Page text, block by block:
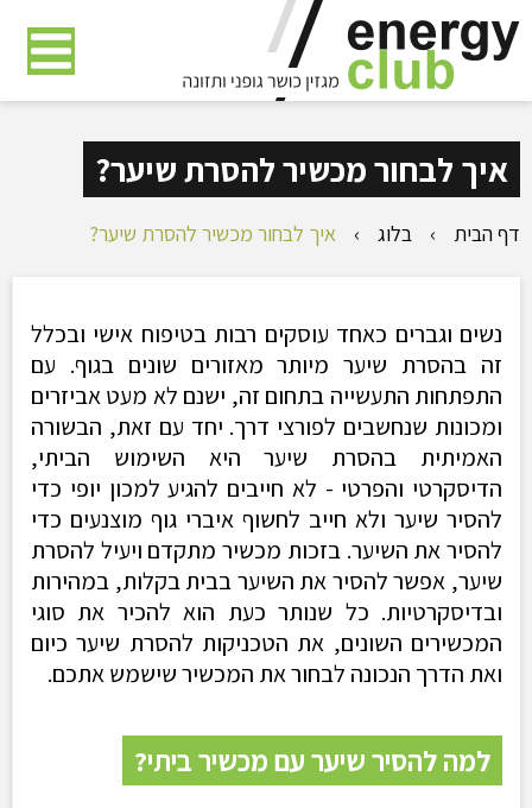
דלג
לתוכן
איך לבחור מכשיר להסרת שיער?
דף הבית › בלוג › איך לבחור מכשיר להסרת שיער?
נשים וגברים כאחד עוסקים רבות בטיפוח אישי ובכלל
זה בהסרת שיער מיותר מאזורים שונים בגוף. עם
התפתחות התעשייה בתחום זה, ישנם לא מעט אביזרים
ומכונות שנחשבים לפורצי דרך. יחד עם זאת, הבשורה
האמיתית בהסרת שיער היא השימוש הביתי,
הדיסקרטי והפרטי - לא חייבים להגיע למכון יופי כדי
להסיר שיער ולא חייב לחשוף איברי גוף מוצנעים כדי
להסיר את השיער. בזכות מכשיר מתקדם ויעיל להסרת
שיער, אפשר להסיר את השיער בבית בקלות, במהירות
ובדיסקרטיות. כל שנותר כעת הוא להכיר את סוגי
המכשירים השונים, את הטכניקות להסרת שיער כיום
ואת הדרך הנכונה לבחור את המכשיר שישמש אתכם.
למה להסיר שיער עם מכשיר ביתי?